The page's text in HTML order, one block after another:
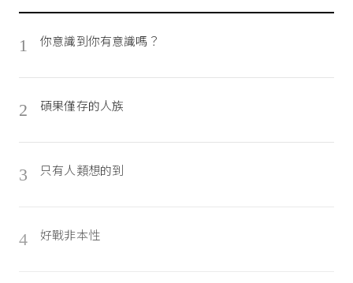
1 你意識到你有意識嗎？
2 碩果僅存的人族
3 只有人類想的到
4 好戰非本性